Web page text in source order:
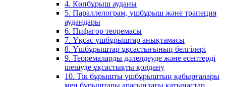
4. Көпбұрыш ауданы
5. Параллелограм, үшбұрыш және трапеция
аудандары
6. Пифагор теоремасы
7. Ұқсас үшбұрыштар анықтамасы
8. Үшбұрыштар ұқсастығының белгілері
9. Теоремаларды дәлелдеуде және есептерді
шешуде ұқсастықты қолдану
10. Тік бұрышты үшбұрыштың қабырғалары
мен бұрыштары арасындағы қатынастар